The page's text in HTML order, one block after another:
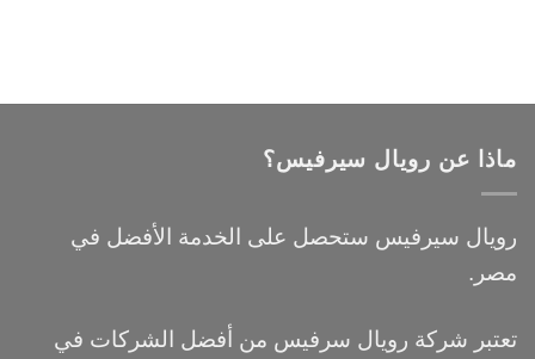
ماذا عن رويال سيرفيس؟
رويال سيرفيس ستحصل على الخدمة الأفضل في
مصر.
تعتبر شركة رويال سرفيس من أفضل الشركات في